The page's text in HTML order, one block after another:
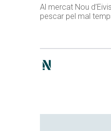
Al mercat Nou
pescar pel mal